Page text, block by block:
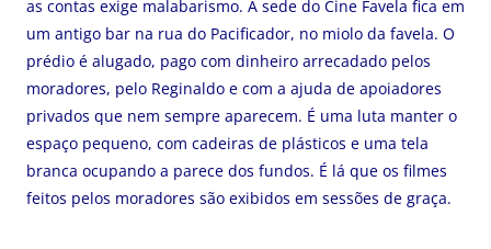
as contas exige malabarismo. A sede do Cine Favela fica em
um antigo bar na rua do Pacificador, no miolo da favela. O
prédio é alugado, pago com dinheiro arrecadado pelos
moradores, pelo Reginaldo e com a ajuda de apoiadores
privados que nem sempre aparecem. É uma luta manter o
espaço pequeno, com cadeiras de plásticos e uma tela
branca ocupando a parece dos fundos. É lá que os filmes
feitos pelos moradores são exibidos em sessões de graça.